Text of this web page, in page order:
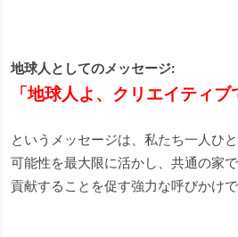
地球人としてのメッセージ:
「地球人よ、クリエイティブ
というメッセージは、私たち一人ひ
可能性を最大限に活かし、共通の家
貢献することを促す強力な呼びかけで